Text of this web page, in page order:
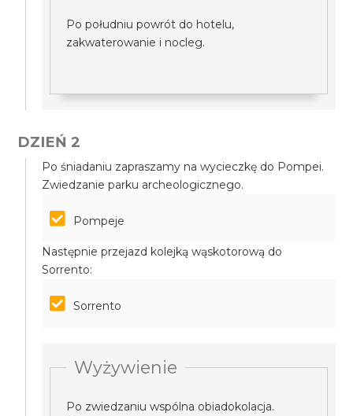
Po południu powrót do hotelu,
zakwaterowanie i nocleg.
DZIEŃ 2
Po śniadaniu zapraszamy na wycieczkę do Pompei.
Zwiedzanie parku archeologicznego.
Pompeje
Następnie przejazd kolejką wąskotorową do
Sorrento:
Sorrento
Wyżywienie
Po zwiedzaniu wspólna obiadokolacja.